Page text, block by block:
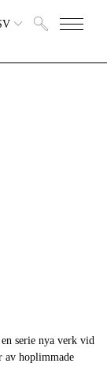
serie nya verk vid
av hoplimmade